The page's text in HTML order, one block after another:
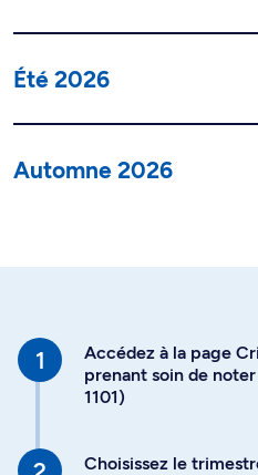
Été 2026
Automne 2026
Accédez à la page
prenant soin de
1101)
Choisissez le